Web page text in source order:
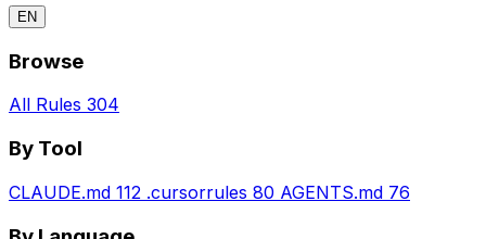
EN
Browse
All Rules 304
By Tool
CLAUDE.md 112 .cursorrules 80 AGENTS.md 76